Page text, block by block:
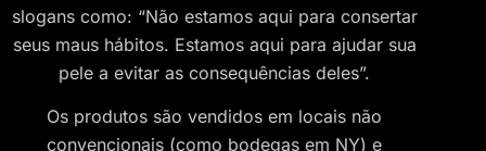
slogans como: “Não estamos aqui para consertar
seus maus hábitos. Estamos aqui para ajudar sua
pele a evitar as consequências deles”.
Os produtos são vendidos em locais não
convencionais (como bodegas em NY) e